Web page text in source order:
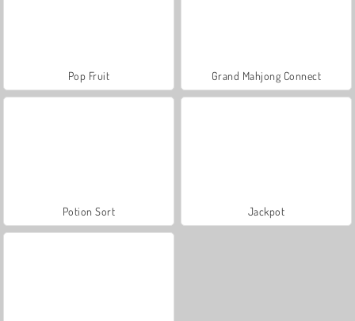
Pop Fruit Grand Mahjong Connect
Potion Sort Jackpot